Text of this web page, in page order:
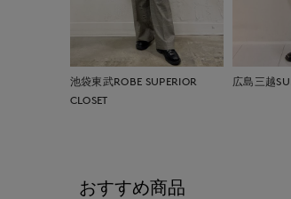
池袋東武ROBE SUPERIOR
CLOSET
広島三越
おすすめ商品